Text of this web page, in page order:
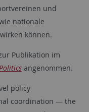
und
nationale
können.
Publikation im
angenommen.
policy
coordination — the